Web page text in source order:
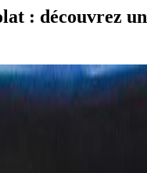
: découvrez